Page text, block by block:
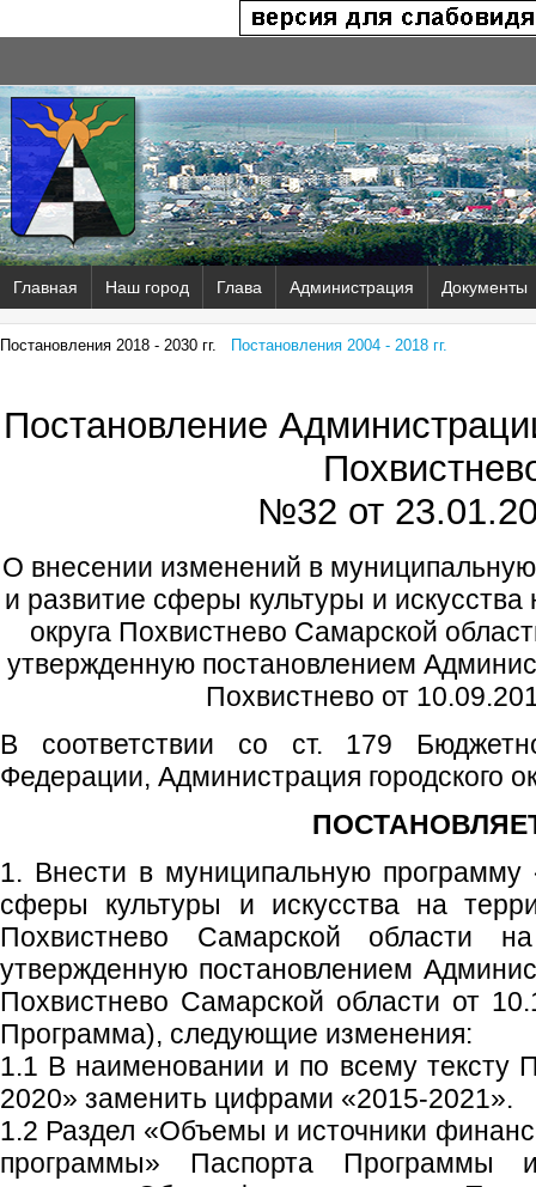
Главная Наш город Глава Администрация Документы
Постановления 2018 - 2030 гг. Постановления 2004 - 2018 гг.
Постановление
№32 от
О внесении изменений в
и развитие сферы культуры и искусства
округа Похвистнево Самарской
утвержденную постановлением
Похвистнево от
В соответствии со ст. 179
Федерации, Администрация городского
1. Внести в муниципальную программу
сферы культуры и искусства на
Похвистнево Самарской области
утвержденную постановлением
Похвистнево Самарской области от
Программа), следующие изменения:
1.1 В наименовании и по всему
2020» заменить цифрами «2015-2021».
1.2 Раздел «Объемы и источники
программы» Паспорта Программы